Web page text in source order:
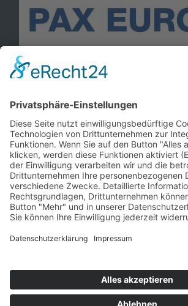
Kontakt
Mitglied werden!
Impressum
Datenschutz
Copyright 2023. All rights reserved.